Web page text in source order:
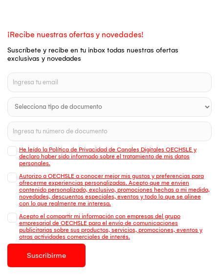
¡Recibe nuestras ofertas y novedades!
Suscríbete y recibe en tu inbox todas nuestras ofertas
exclusivas y novedades
He leído la Política de Privacidad de Canales Digitales OECHSLE y
declaro haber sido informado sobre el tratamiento de mis datos
personales.
Autorizo a OECHSLE a conocer mejor mis gustos y preferencias para
ofrecerme experiencias personalizadas. Acepto que me envien
contenido personalizado, exclusivo, promociones hechas a mi medida,
novedades, descuentos especiales, eventos y todo lo que se alinee
con lo que realmente me interesa.
Acepto el compartir mi información con empresas del grupo
empresarial de OECHSLE para el envío de comunicaciones
publicitarias sobre sus productos, servicios, promociones, eventos y
otras actividades comerciales de interés.
Suscribirme